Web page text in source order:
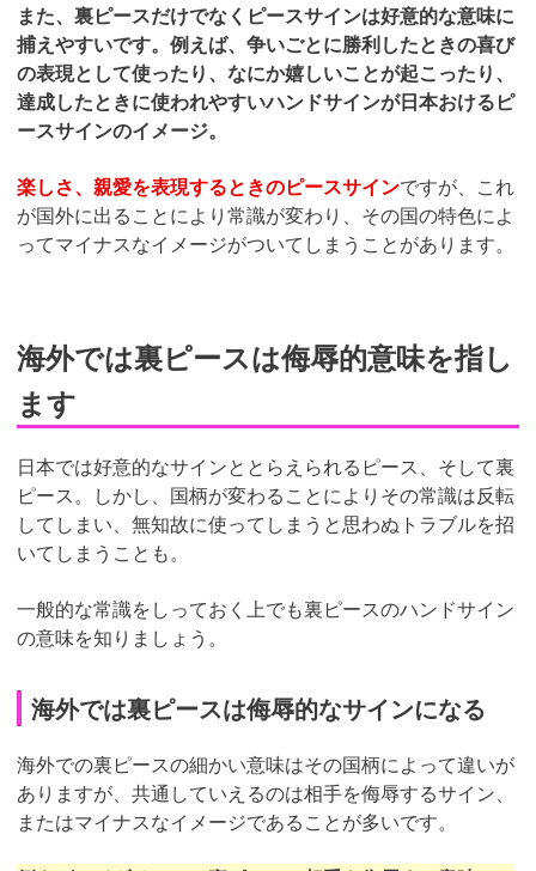
また、裏ピースだけでなくピースサインは好意的な意味に
捕えやすいです。例えば、争いごとに勝利したときの喜び
の表現として使ったり、なにか嬉しいことが起こったり、
達成したときに使われやすいハンドサインが日本おけるピ
ースサインのイメージ。
楽しさ、親愛を表現するときのピースサインですが、これ
が国外に出ることにより常識が変わり、その国の特色によ
ってマイナスなイメージがついてしまうことがあります。
海外では裏ピースは侮辱的意味を指し
ます
日本では好意的なサインととらえられるピース、そして裏
ピース。しかし、国柄が変わることによりその常識は反転
してしまい、無知故に使ってしまうと思わぬトラブルを招
いてしまうことも。
一般的な常識をしっておく上でも裏ピースのハンドサイン
の意味を知りましょう。
海外では裏ピースは侮辱的なサインになる
海外での裏ピースの細かい意味はその国柄によって違いが
ありますが、共通していえるのは相手を侮辱するサイン、
またはマイナスなイメージであることが多いです。